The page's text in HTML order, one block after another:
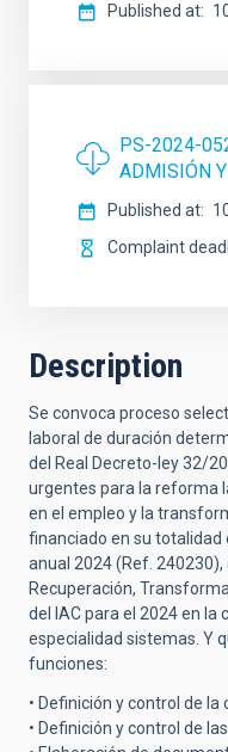
Published at
PS-2024-
ADMISIÓN
Published at
Complaint
Description
Se convoca proceso
laboral de duración
del Real Decreto-ley 32/
urgentes para la reforma
en el empleo y la
financiado en su totalidad
anual 2024 (Ref. 240230),
Recuperación,
del IAC para el 2024 en
especialidad sistemas. Y
funciones:
• Definición y control de la
• Definición y control de